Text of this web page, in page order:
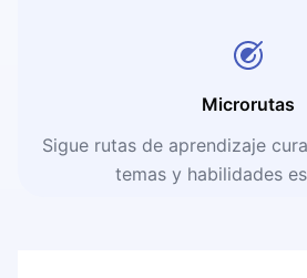
Microrutas
Sigue rutas de aprendizaje
temas y habilidades